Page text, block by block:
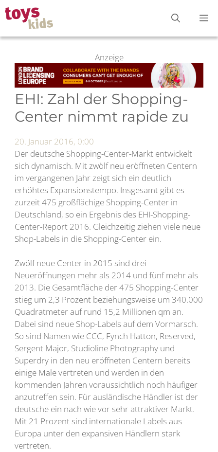
Zum
Inhalt
springen
Anzeige
EHI: Zahl der Shopping-
Center nimmt rapide zu
20. Januar 2016, 0:00
Der deutsche Shopping-Center-Markt entwickelt
sich dynamisch. Mit zwölf neu eröffneten Centern
im vergangenen Jahr zeigt sich ein deutlich
erhöhtes Expansionstempo. Insgesamt gibt es
zurzeit 475 großflächige Shopping-Center in
Deutschland, so ein Ergebnis des EHI-Shopping-
Center-Report 2016. Gleichzeitig ziehen viele neue
Shop-Labels in die Shopping-Center ein.
Zwölf neue Center in 2015 sind drei
Neueröffnungen mehr als 2014 und fünf mehr als
2013. Die Gesamtfläche der 475 Shopping-Center
stieg um 2,3 Prozent beziehungsweise um 340.000
Quadratmeter auf rund 15,2 Millionen qm an.
Dabei sind neue Shop-Labels auf dem Vormarsch.
So sind Namen wie CCC, Fynch Hatton, Reserved,
Sergent Major, Studioline Photography und
Superdry in den neu eröffneten Centern bereits
einige Male vertreten und werden in den
kommenden Jahren voraussichtlich noch häufiger
anzutreffen sein. Für ausländische Händler ist der
deutsche ein nach wie vor sehr attraktiver Markt.
Mit 21 Prozent sind internationale Labels aus
Europa unter den expansiven Händlern stark
vertreten.